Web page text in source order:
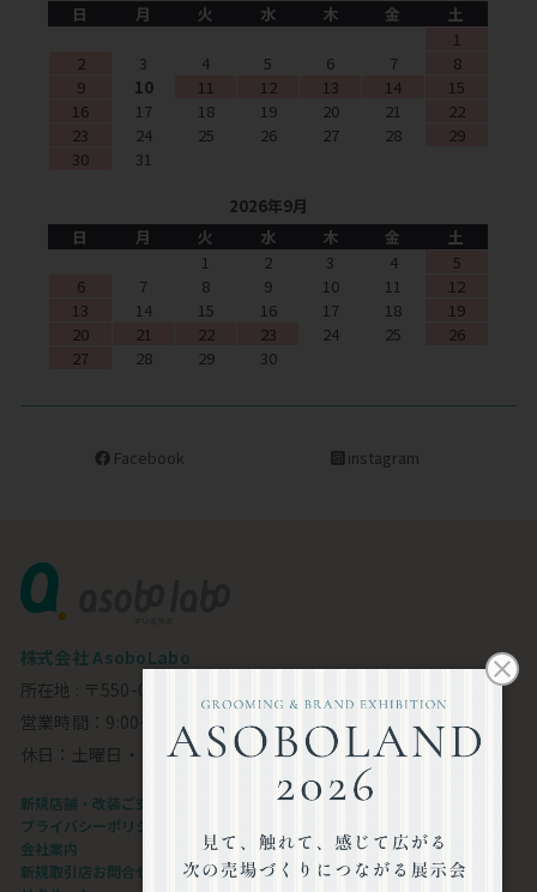
日
月 火 水 木 金
土
1
2
3 4 5 6 7
8
9
10 11 12 13 14
15
16
17 18 19 20 21
22
23
24 25 26 27 28
29
30
31
2026年9月
日
月 火 水 木 金
土
1
2 3 4
5
6
7 8 9 10 11
12
13
14 15 16 17 18
19
20
21 22 23 24 25
26
27
28 29 30
Facebook instagram
株式会社 AsoboLabo
所在地 : 〒550-0002 大阪市西区江戸堀1-23-11 6F
営業時間：9:00～18:00
休日：土曜日・日曜日・祝日
新規店舗・改装ご支援します
プライバシーポリシー
会社案内
新規取引店お問合せフォーム